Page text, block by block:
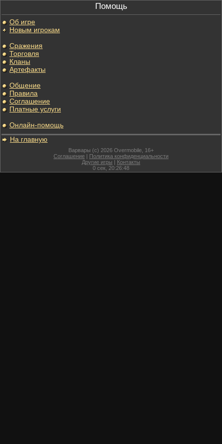
Помощь
Об игре
Новым игрокам
Сражения
Торговля
Кланы
Артефакты
Общение
Правила
Соглашение
Платные услуги
Онлайн-помощь
На главную
Варвары (c) 2026 Overmobile, 16+
Соглашение | Политика конфиденциальности
Другие игры | Контакты
0 сек, 20:26:48